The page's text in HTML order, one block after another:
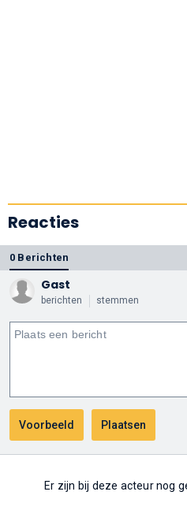
Reacties
0 Berichten
Gast
berichten stemmen
Er zijn bij deze acteur nog